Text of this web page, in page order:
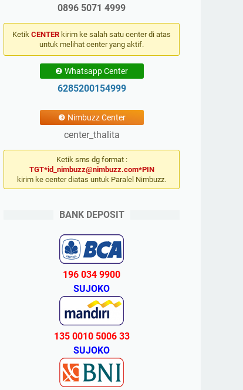
0896 5071 4999
Ketik CENTER kirim ke salah satu center di atas
untuk melihat center yang aktif.
❷ Whatsapp Center
6285200154999
❸ Nimbuzz Center
center_thalita
Ketik sms dg format :
TGT*id_nimbuzz@nimbuzz.com*PIN
kirim ke center diatas untuk Paralel Nimbuzz.
BANK DEPOSIT
196 034 9900
SUJOKO
135 0010 5006 33
SUJOKO